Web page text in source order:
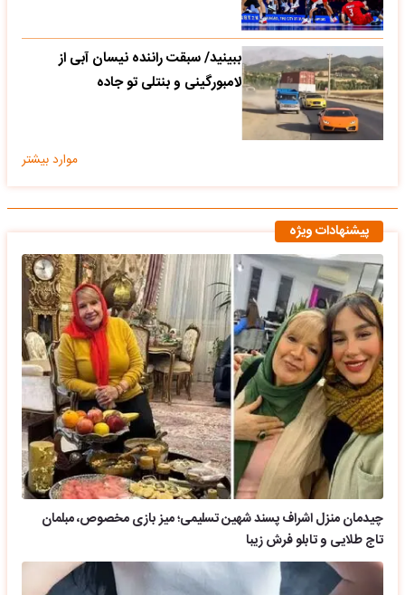
ببینید/ سبقت راننده نیسان آبی از
لامبورگینی و بنتلی تو جاده
موارد بیشتر
پیشنهادات ویژه
چیدمان منزل اشراف پسند شهین تسلیمی؛ میز بازی مخصوص، مبلمان
تاج طلایی و تابلو فرش زیبا